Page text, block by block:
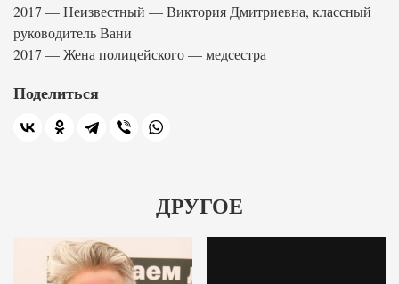
2017 — Неизвестный — Виктория Дмитриевна, классный
руководитель Вани
2017 — Жена полицейского — медсестра
Поделиться
ДРУГОЕ